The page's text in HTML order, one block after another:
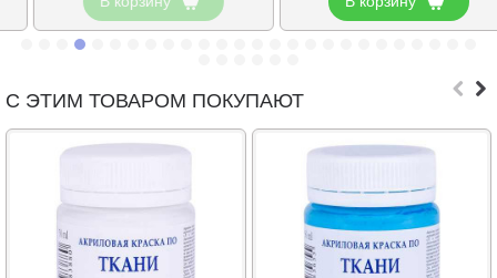
С ЭТИМ ТОВАРОМ ПОКУПАЮТ